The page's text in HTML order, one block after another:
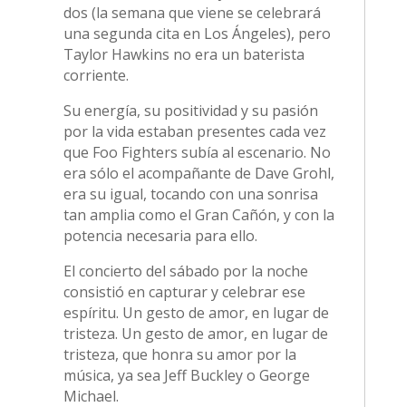
dos (la semana que viene se celebrará
una segunda cita en Los Ángeles), pero
Taylor Hawkins no era un baterista
corriente.
Su energía, su positividad y su pasión
por la vida estaban presentes cada vez
que Foo Fighters subía al escenario. No
era sólo el acompañante de Dave Grohl,
era su igual, tocando con una sonrisa
tan amplia como el Gran Cañón, y con la
potencia necesaria para ello.
El concierto del sábado por la noche
consistió en capturar y celebrar ese
espíritu. Un gesto de amor, en lugar de
tristeza. Un gesto de amor, en lugar de
tristeza, que honra su amor por la
música, ya sea Jeff Buckley o George
Michael.